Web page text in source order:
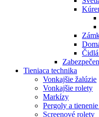
Tieniaca technika
Vonkajšie žalúzie
Vonkajšie rolety
Markízy
Pergoly a
Screenové rolety